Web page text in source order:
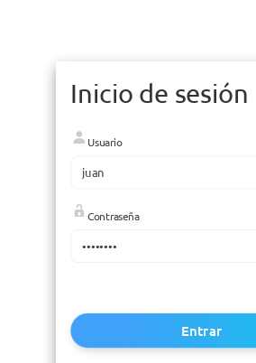
Inicio de sesión
Usuario
Contraseña
Entrar